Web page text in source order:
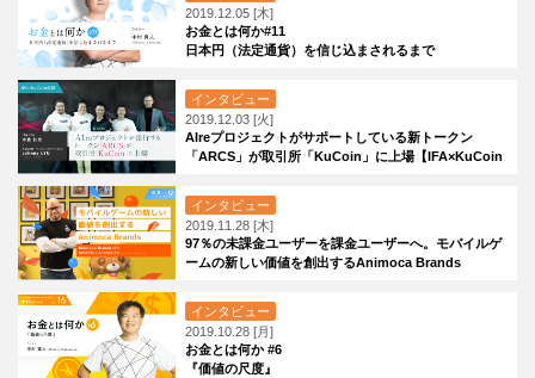
2019.12.05 [木]
お金とは何か#11
日本円（法定通貨）を信じ込まされるまで
インタビュー
2019.12.03 [火]
AIreプロジェクトがサポートしている新トークン
「ARCS」が取引所「KuCoin」に上場【IFA×KuCoin
インタビュー
2019.11.28 [木]
97％の未課金ユーザーを課金ユーザーへ。モバイルゲ
ームの新しい価値を創出するAnimoca Brands
インタビュー
2019.10.28 [月]
お金とは何か #6
『価値の尺度』